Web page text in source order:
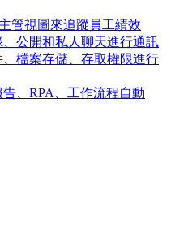
管視圖來追蹤員工績效
公開和私人聊天進行通訊
檔案存儲、存取權限進行
、RPA、工作流程自動